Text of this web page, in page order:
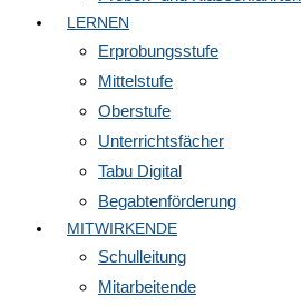
LERNEN
Erprobungsstufe
Mittelstufe
Oberstufe
Unterrichtsfächer
Tabu Digital
Begabtenförderung
MITWIRKENDE
Schulleitung
Mitarbeitende